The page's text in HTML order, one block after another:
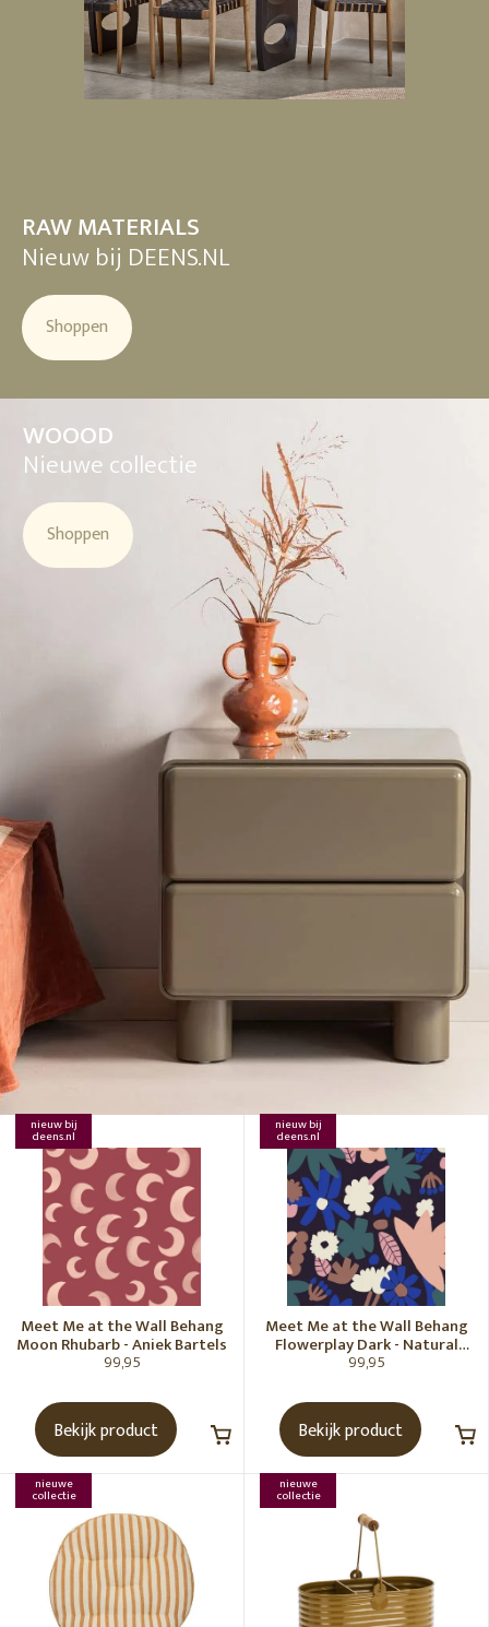
RAW MATERIALS
Nieuw bij DEENS.NL
Shoppen
WOOOD
Nieuwe collectie
Shoppen
nieuw bij
deens.nl
Meet Me at the Wall Behang
Moon Rhubarb - Aniek Bartels
99,95
Bekijk product
nieuw bij
deens.nl
Meet Me at the Wall Behang
Flowerplay Dark - Natural
Noord
99,95
Bekijk product
nieuwe
collectie
nieuwe
collectie